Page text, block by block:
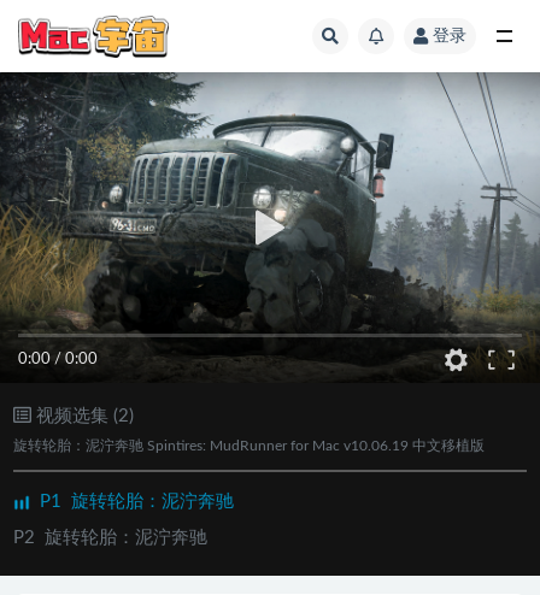
登录
0:00 / 0:00
视频选集 (2)
旋转轮胎：泥泞奔驰 Spintires: MudRunner for Mac v10.06.19 中文移植版
P1
旋转轮胎：泥泞奔驰
P2 旋转轮胎：泥泞奔驰